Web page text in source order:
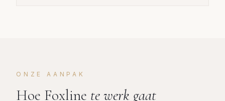
ONZE AANPAK
Hoe Foxline te werk gaat